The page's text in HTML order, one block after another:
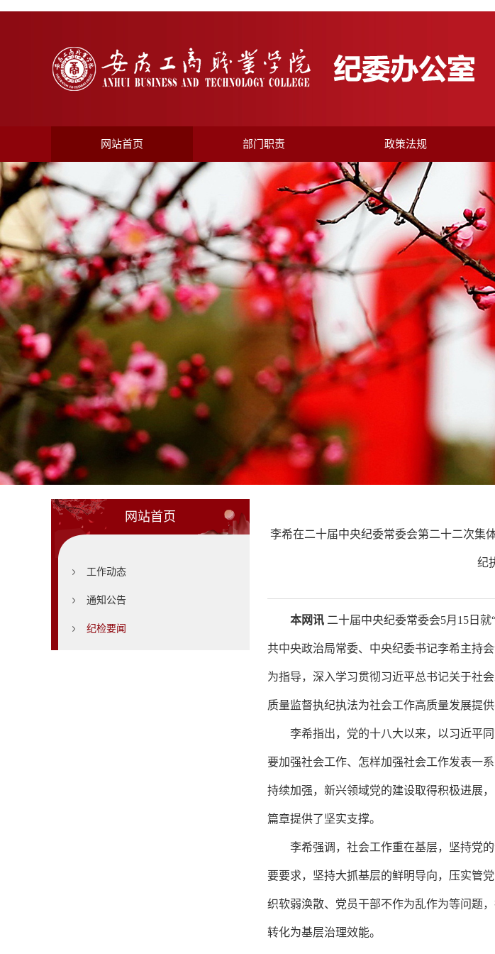
网站首页 部门职责 政策法规
网站首页
工作动态
通知公告
纪检要闻
李希在二十届中央纪委常委会第二十二次集
纪
本网讯 二十届中央纪委常委会5月15日
共中央政治局常委、中央纪委书记李希主持
为指导，深入学习贯彻习近平总书记关于社
质量监督执纪执法为社会工作高质量发展提供
李希指出，党的十八大以来，以习近平
要加强社会工作、怎样加强社会工作发表一
持续加强，新兴领域党的建设取得积极进展
篇章提供了坚实支撑。
李希强调，社会工作重在基层，坚持党
要要求，坚持大抓基层的鲜明导向，压实管
织软弱涣散、党员干部不作为乱作为等问题
转化为基层治理效能。